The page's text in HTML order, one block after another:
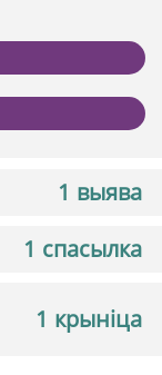
1 выява
1 спасылка
1 крыніца